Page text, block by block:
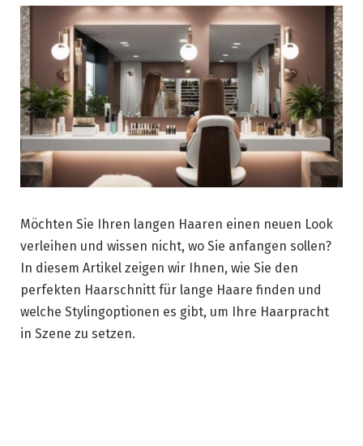
Möchten Sie Ihren langen Haaren einen neuen Look
verleihen und wissen nicht, wo Sie anfangen sollen?
In diesem Artikel zeigen wir Ihnen, wie Sie den
perfekten Haarschnitt für lange Haare finden und
welche Stylingoptionen es gibt, um Ihre Haarpracht
in Szene zu setzen.